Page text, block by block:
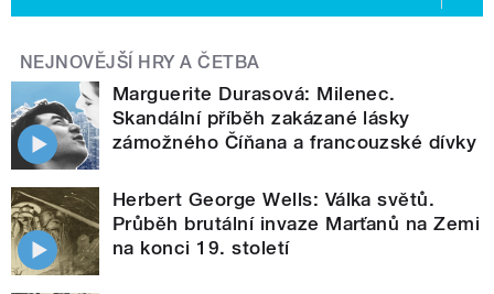
NEJNOVĚJŠÍ HRY A ČETBA
Marguerite Durasová: Milenec.
Skandální příběh zakázané lásky
zámožného Číňana a francouzské dívky
Herbert George Wells: Válka světů.
Průběh brutální invaze Marťanů na Zemi
na konci 19. století